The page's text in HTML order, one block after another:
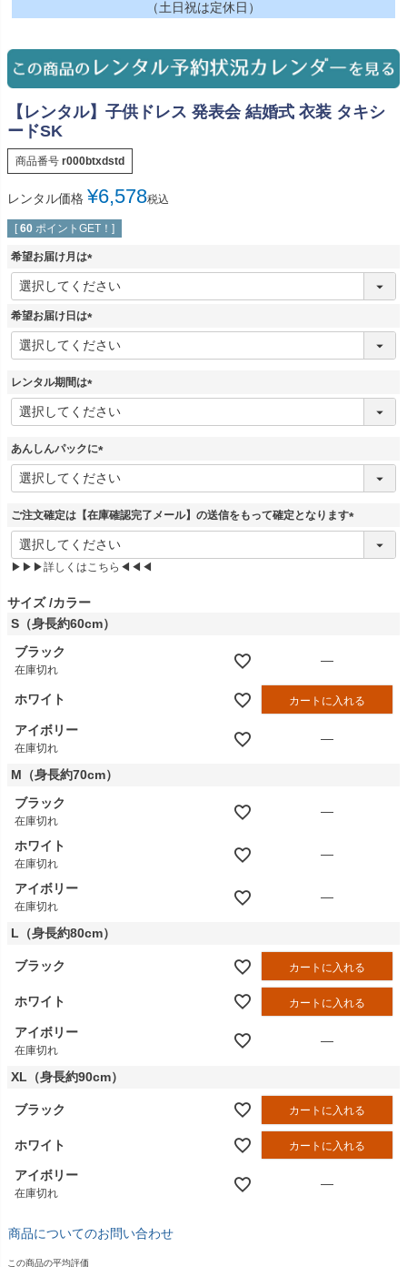
（土日祝は定休日）
【レンタル】子供ドレス 発表会 結婚式 衣装 タキシ
ードSK
商品番号 r000btxdstd
レンタル価格 ¥6,578税込
[ 60 ポイントGET！]
希望お届け月は
(
必
希望お届け日は
(
必
)
レンタル期間は
(
必
)
あんしんパックに
(
必
)
ご注文確定は【在庫確認完了メール】の送信をもって確定となります
(
▶▶▶詳しくはこちら◀◀◀
サイズ カラー
S（身長約60cm）
ブラック
在庫切れ
—
ホワイト カートに入れる
アイボリー
在庫切れ
—
M（身長約70cm）
ブラック
在庫切れ
—
ホワイト
在庫切れ
—
アイボリー
在庫切れ
—
L（身長約80cm）
ブラック カートに入れる
ホワイト カートに入れる
アイボリー
在庫切れ
—
XL（身長約90cm）
ブラック カートに入れる
ホワイト カートに入れる
アイボリー
在庫切れ
—
商品についてのお問い合わせ